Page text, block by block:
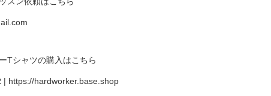
Tシャツの購入はこちら
| https://hardworker.base.shop